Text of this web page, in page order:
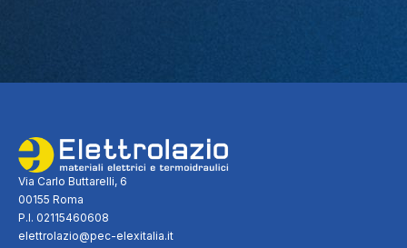
Via Carlo Buttarelli, 6
00155 Roma
P.I. 02115460608
elettrolazio@pec-elexitalia.it